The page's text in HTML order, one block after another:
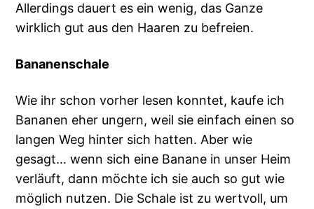
Allerdings dauert es ein wenig, das Ganze
wirklich gut aus den Haaren zu befreien.
Bananenschale
Wie ihr schon vorher lesen konntet, kaufe ich
Bananen eher ungern, weil sie einfach einen so
langen Weg hinter sich hatten. Aber wie
gesagt… wenn sich eine Banane in unser Heim
verläuft, dann möchte ich sie auch so gut wie
möglich nutzen. Die Schale ist zu wertvoll, um